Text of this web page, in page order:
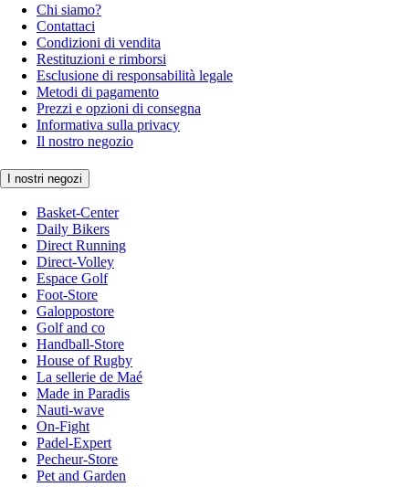
Chi siamo?
Contattaci
Condizioni di vendita
Restituzioni e rimborsi
Esclusione di responsabilità legale
Metodi di pagamento
Prezzi e opzioni di consegna
Informativa sulla privacy
Il nostro negozio
I nostri negozi
Basket-Center
Daily Bikers
Direct Running
Direct-Volley
Espace Golf
Foot-Store
Galoppostore
Golf and co
Handball-Store
House of Rugby
La sellerie de Maé
Made in Paradis
Nauti-wave
On-Fight
Padel-Expert
Pecheur-Store
Pet and Garden